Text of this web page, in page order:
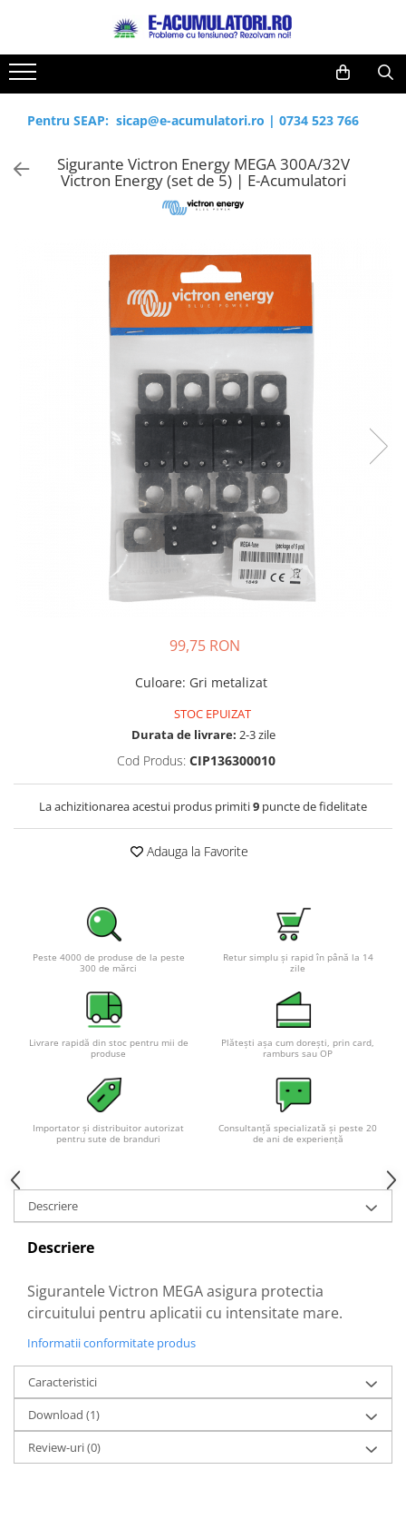
Toate Produsele
Acumulatori, Baterii si Incarcatoare
Uzuale
Baterii alcaline
Baterii litiu
Accesorii baterii
Baterii Industriale
Incarcatoare acumulatori
Panouri fotovoltaice si accesorii
Panouri fotovoltaice
Sisteme prindere panouri
Convertoare de tensiune
LiFePO4
Pachete complete stocare energie
Sisteme de Stocare Comerciale
Sisteme fotovoltaice de putere
mica (rulota/caravan/case de
Sisteme fotovoltaice profesionale
Statii de incarcare vehicule
Statii de incarcare
Cabluri de incarcare vehicule
Prize de incarcare vehicule
electrice
Accesorii
Turbine eoliene pentru casă
Acumulatori VRLA AGM/GEL /
Tractiune / LiFePo4
6-12 V
Baterii si acumulatori AGM VRLA
Acumulatori Moto, ATV
GEL
AGM
Li-Ion
SLA AGM (Sealed Lead Acid)
Reduceri de vara
Cabluri
Acumulatori
Prelungitoare
Panouri fotovoltaice
Statii de incarcare EV
Pentru SEAP: sicap@e-acumulatori.ro | 0734 523 766
Sigurante Victron Energy MEGA 300A/32V
Victron Energy (set de 5) | E-Acumulatori
99,75 RON
Culoare: Gri metalizat
STOC EPUIZAT
Durata de livrare: 2-3 zile
Cod Produs: CIP136300010
La achizitionarea acestui produs primiti9 puncte de fidelitate
Adauga la Favorite
Peste 4000 de produse de la peste
300 de mărci
Retur simplu și rapid în până la 14
zile
Livrare rapidă din stoc pentru mii de
produse
Plătești așa cum dorești, prin card,
ramburs sau OP
Importator și distribuitor autorizat
pentru sute de branduri
Consultanță specializată și peste 20
de ani de experiență
Descriere
Descriere
Sigurantele Victron MEGA asigura protectia
circuitului pentru aplicatii cu intensitate mare.
Informatii conformitate produs
Caracteristici
Download (1)
Review-uri(0)